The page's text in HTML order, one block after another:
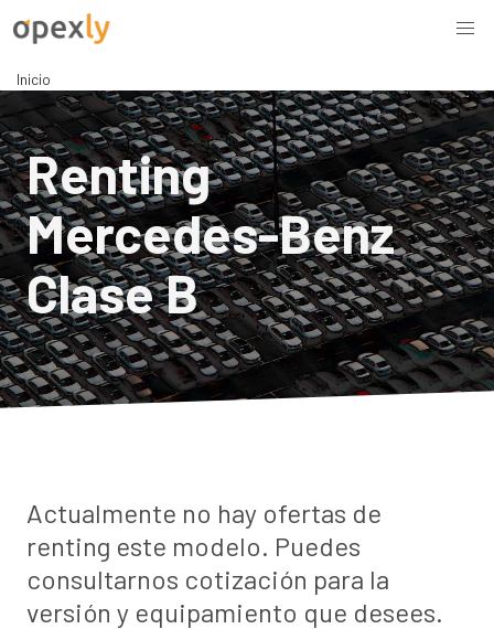
Inicio
Renting
Mercedes-Benz
Clase B
Actualmente no hay ofertas de
renting este modelo. Puedes
consultarnos cotización para la
versión y equipamiento que desees.